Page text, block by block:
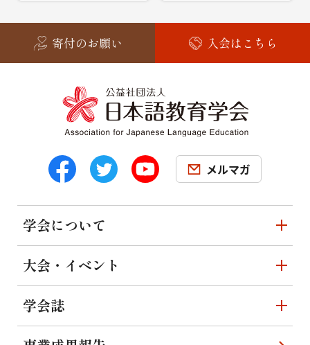
寄付のお願い 入会はこちら
メルマガ
学会について
大会・イベント
学会誌